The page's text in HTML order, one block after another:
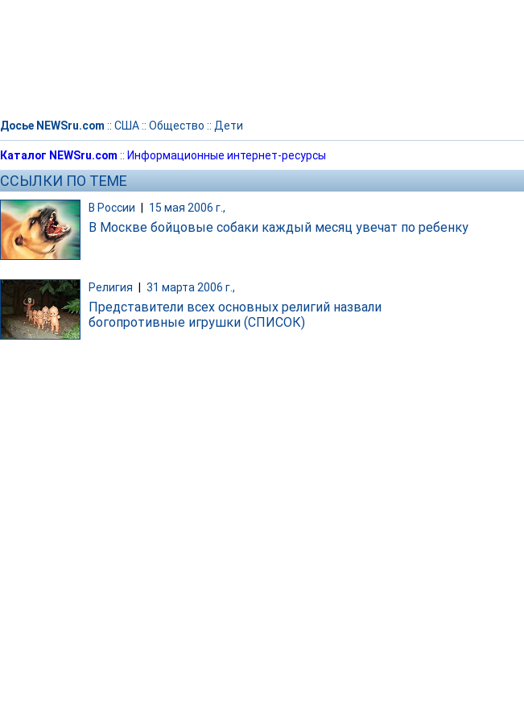
Досье NEWSru.com :: США:: Общество :: Дети
Каталог NEWSru.com :: Информационные интернет-ресурсы
ССЫЛКИ ПО ТЕМЕ
В России 15 мая 2006 г.,
В Москве бойцовые собаки каждый месяц увечат по ребенку
Религия 31 марта 2006 г.,
Представители всех основных религий назвали
богопротивные игрушки (СПИСОК)